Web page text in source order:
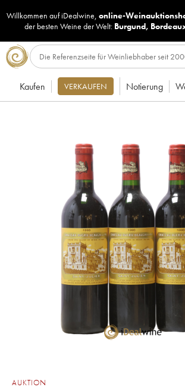
Willkommen auf iDealwine, online-
der besten Weine der Welt: Burgund,
Kaufen VERKAUFEN Notierung
AUKTION